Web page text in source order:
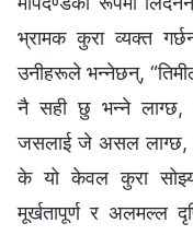
भ्रामक कुरा व्यक्त
उनीहरूले भन्नेछन्,
नै सही छु भन्ने
जसलाई जे असल लाग्छ,
के यो केवल कुरा
मूर्खतापूर्ण र अलमल्ल